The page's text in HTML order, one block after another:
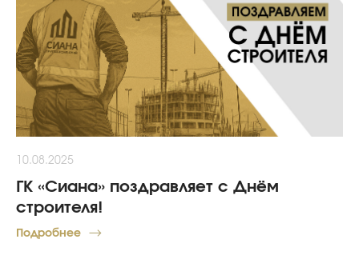
10.08.2025
ГК «Сиана» поздравляет с Днём
строителя!
Подробнее